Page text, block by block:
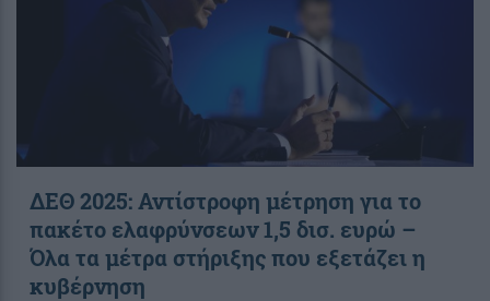
ΔΕΘ 2025: Αντίστροφη μέτρηση για το
πακέτο ελαφρύνσεων 1,5 δισ. ευρώ –
Όλα τα μέτρα στήριξης που εξετάζει η
κυβέρνηση